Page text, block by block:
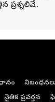
ప్రశ్నలివే..
నైతిక ప్రవర్తన